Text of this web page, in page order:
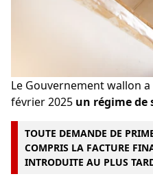
Le Gouvernement wallon
février 2025 un régime
TOUTE DEMANDE DE
COMPRIS LA FACTURE
INTRODUITE AU PLUS